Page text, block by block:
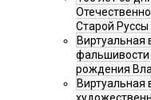
Старой
Виртуальная
фальшивости
рождения
Виртуальная